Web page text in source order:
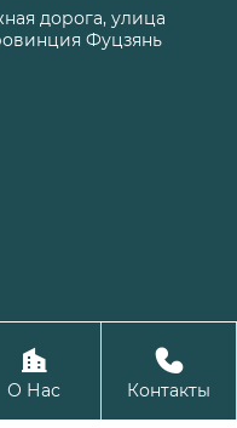
дорога, улица
Фуцзянь
Кухня и ванная

О Нас

Контакты